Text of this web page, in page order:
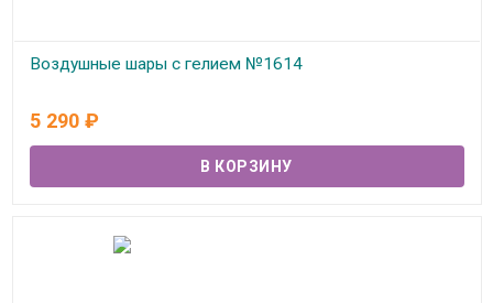
Воздушные шары с гелием №1614
5 290 ₽